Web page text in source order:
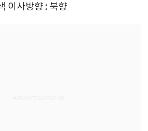
이사방향 : 북향